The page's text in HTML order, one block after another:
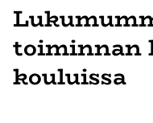
toiminnan
kouluissa